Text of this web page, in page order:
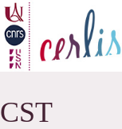
Passer
au
contenu
CST